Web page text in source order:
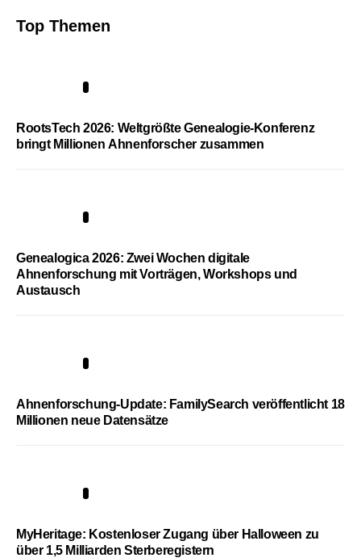
Top Themen
RootsTech 2026: Weltgrößte Genealogie-Konferenz
bringt Millionen Ahnenforscher zusammen
Genealogica 2026: Zwei Wochen digitale
Ahnenforschung mit Vorträgen, Workshops und
Austausch
Ahnenforschung-Update: FamilySearch veröffentlicht 18
Millionen neue Datensätze
MyHeritage: Kostenloser Zugang über Halloween zu
über 1,5 Milliarden Sterberegistern